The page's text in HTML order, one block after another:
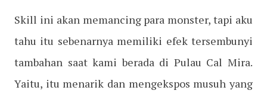
Skill ini akan memancing para monster, tapi aku
tahu itu sebenarnya memiliki efek tersembunyi
tambahan saat kami berada di Pulau Cal Mira.
Yaitu, itu menarik dan mengekspos musuh yang